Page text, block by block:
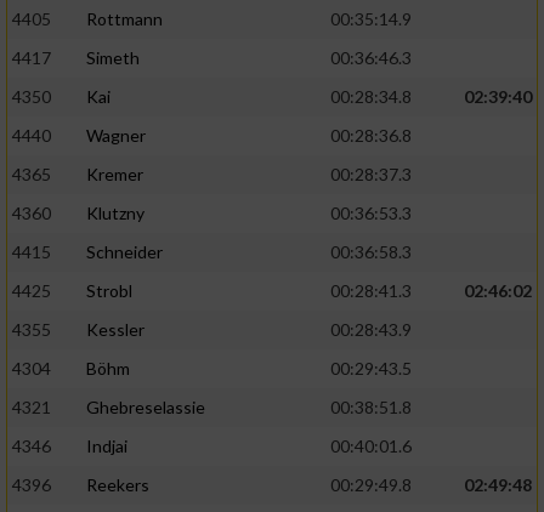
4405
Rottmann
00:35:14.9
4417
Simeth
00:36:46.3
4350
Kai 00:28:34.8
02:39:40
4440
Wagner
00:28:36.8
4365
Kremer
00:28:37.3
4360
Klutzny
00:36:53.3
4415
Schneider
00:36:58.3
4425
Strobl 00:28:41.3
02:46:02
4355
Kessler
00:28:43.9
4304
Böhm
00:29:43.5
4321
Ghebreselassie
00:38:51.8
4346
Indjai
00:40:01.6
4396
Reekers 00:29:49.8
02:49:48